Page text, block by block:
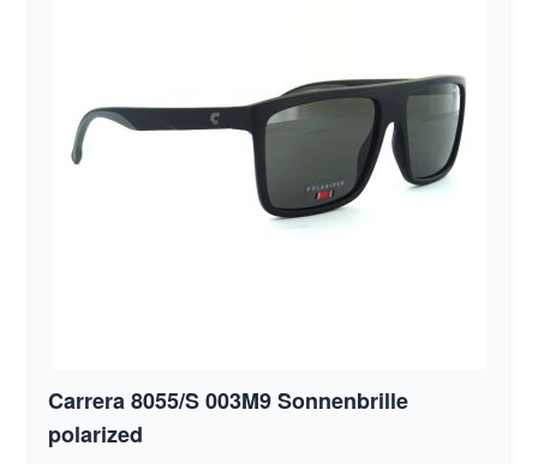
Carrera 8055/S 003M9 Sonnenbrille
polarized